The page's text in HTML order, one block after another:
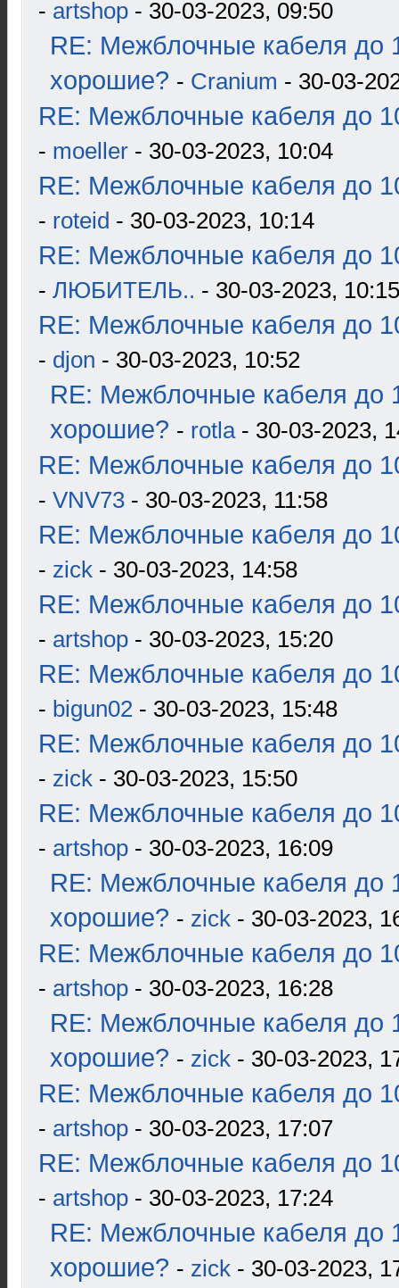
- artshop - 30-03-2023, 09:50
RE: Межблочные кабеля до
хорошие? - Cranium - 30-03-
RE: Межблочные кабеля до
- moeller - 30-03-2023, 10:04
RE: Межблочные кабеля до
- roteid - 30-03-2023, 10:14
RE: Межблочные кабеля до
- ЛЮБИТЕЛЬ.. - 30-03-2023, 10:15
RE: Межблочные кабеля до
- djon - 30-03-2023, 10:52
RE: Межблочные кабеля до
хорошие? - rotla- 30-03-2023,
RE: Межблочные кабеля до
- VNV73 - 30-03-2023, 11:58
RE: Межблочные кабеля до
- zick - 30-03-2023, 14:58
RE: Межблочные кабеля до
- artshop - 30-03-2023, 15:20
RE: Межблочные кабеля до
- bigun02 - 30-03-2023, 15:48
RE: Межблочные кабеля до
- zick - 30-03-2023, 15:50
RE: Межблочные кабеля до
- artshop - 30-03-2023, 16:09
RE: Межблочные кабеля до
хорошие? - zick - 30-03-2023,
RE: Межблочные кабеля до
- artshop - 30-03-2023, 16:28
RE: Межблочные кабеля до
хорошие? - zick - 30-03-2023,
RE: Межблочные кабеля до
- artshop - 30-03-2023, 17:07
RE: Межблочные кабеля до
- artshop - 30-03-2023, 17:24
RE: Межблочные кабеля до
хорошие? - zick - 30-03-2023,